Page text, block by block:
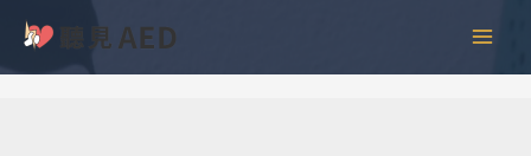
主
彙
整